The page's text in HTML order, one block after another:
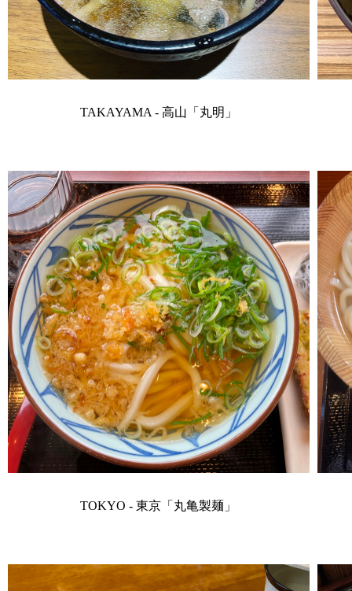
TAKAYAMA - 高山「丸明」
TOKYO - 東京「丸亀製麺」